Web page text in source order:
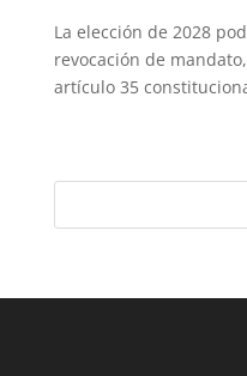
La elección de 2028
revocación de
artículo 35